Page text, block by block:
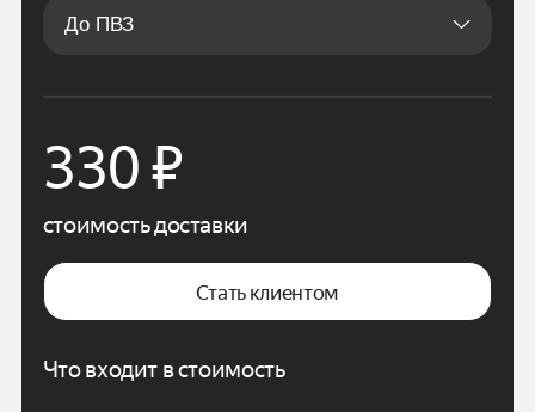
330₽
стоимость доставки
Стать клиентом
Что входит в стоимость